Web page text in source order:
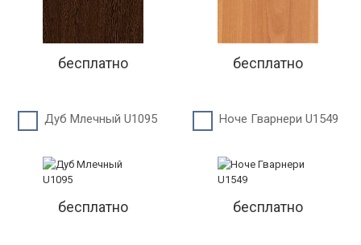
бесплатно бесплатно
Дуб Млечный U1095
бесплатно
Ноче Гварнери U1549
бесплатно